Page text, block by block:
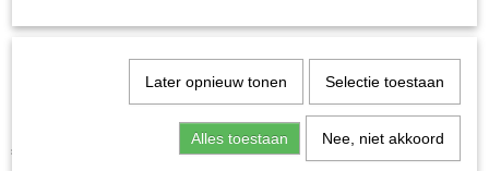
kerntemperatuurmeter
€ 16,27 (exclusief btw 21%)
Later opnieuw tonen Selectie toestaan
Alles toestaan Nee, niet akkoord